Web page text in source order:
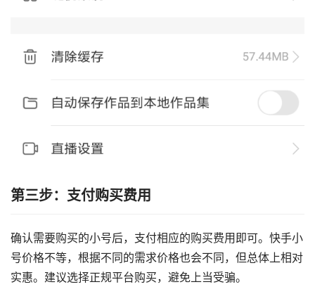
第三步：支付购买费用
确认需要购买的小号后，支付相应的购买费用即可。快手小
号价格不等，根据不同的需求价格也会不同，但总体上相对
实惠。建议选择正规平台购买，避免上当受骗。